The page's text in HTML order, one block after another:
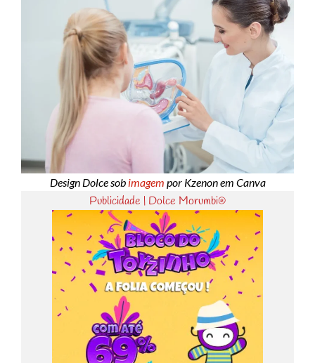
Design Dolce sob imagem por Kzenon em Canva
Publicidade | Dolce Morumbi®